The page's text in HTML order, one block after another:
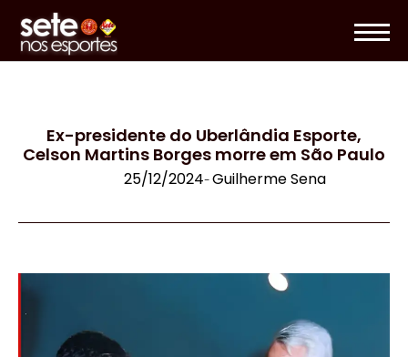
Ex-presidente do Uberlândia Esporte,
Celson Martins Borges morre em São Paulo
25/12/2024-Guilherme Sena